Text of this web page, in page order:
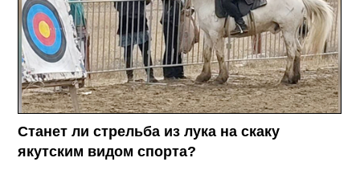
Станет ли стрельба из лука на скаку
якутским видом спорта?